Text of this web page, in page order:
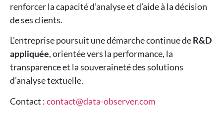
renforcer la capacité d’analyse et d’aide à la décision
de ses clients.
L’entreprise poursuit une démarche continue deR&D
appliquée, orientée vers la performance, la
transparence et la souveraineté des solutions
d’analyse textuelle.
Contact :contact@data-observer.com